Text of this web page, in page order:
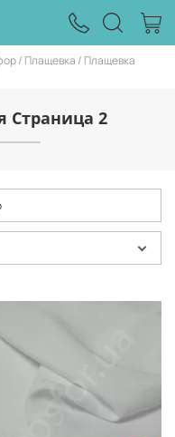
Плащевка
Плащевка
Страница 2